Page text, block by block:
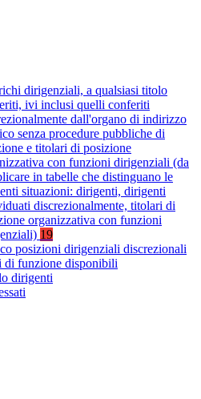
dirigenziali, a qualsiasi titolo
ivi inclusi quelli conferiti
dall'organo di indirizzo
senza procedure pubbliche di
e titolari di posizione
con funzioni dirigenziali (da
in tabelle che distinguano le
situazioni: dirigenti, dirigenti
discrezionalmente, titolari di
organizzativa con funzioni
19
posizioni dirigenziali discrezionali
di funzione disponibili
dirigenti